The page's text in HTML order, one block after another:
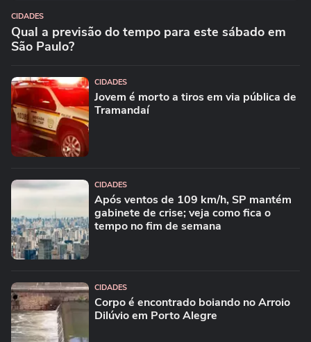
CIDADES
Qual a previsão do tempo para este sábado em
São Paulo?
CIDADES
Jovem é morto a tiros em via pública de
Tramandaí
CIDADES
Após ventos de 109 km/h, SP mantém
gabinete de crise; veja como fica o
tempo no fim de semana
CIDADES
Corpo é encontrado boiando no Arroio
Dilúvio em Porto Alegre